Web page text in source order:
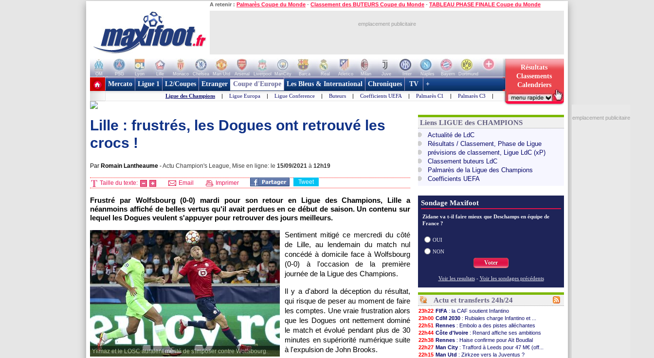
A retenir : Palmarès Coupe du Monde - Classement des BUTEURS Coupe du Monde - TABLEAU PHASE FINALE Coupe du Monde
emplacement publicitaire
OM PSG Lyon Lille Monaco Chelsea Man Utd Arsenal Liverpool ManCity Barca Real Atletico Milan Juve Inter Naples Bayern
Dortmund
+ de clubs
Résultats
Classements
Calendriers
Mercato Ligue 1 L2/Coupes Etranger Coupe d'Europe Les Bleus & International Chroniques TV +
Ligue des Champions | Ligue Europa | Ligue Conference | Buteurs | Coefficients UEFA | Palmarès C1 | Palmarès C3 |
Lille : frustrés, les Dogues ont retrouvé les
crocs !
Par Romain Lantheaume -Actu Champion's League, Mise en ligne: le 15/09/2021 à 12h19
Taille du texte: Email Imprimer Tweet
Frustré par Wolfsbourg (0-0) mardi pour son retour en Ligue des Champions, Lille a
néanmoins affiché de belles vertus qu'il avait perdues en ce début de saison. Un contenu sur
lequel les Dogues veulent s'appuyer pour retrouver des jours meilleurs.
Yilmaz et le LOSC auraient mérité de s'imposer contre Wolfsbourg.
Sentiment mitigé ce mercredi du côté
de Lille, au lendemain du match nul
concédé à domicile face à Wolfsbourg
(0-0) à l'occasion de la première
journée de la Ligue des Champions.
Il y a d'abord la déception du résultat,
qui risque de peser au moment de faire
les comptes. Une vraie frustration alors
que les Dogues ont nettement dominé
le match et évolué pendant plus de 30
minutes en supériorité numérique suite
à l'expulsion de John Brooks.
Liens LIGUE des CHAMPIONS
Actualité de LdC
Résultats / Classement, Phase de Ligue
prévisions de classement, Ligue LdC (xP)
Classement buteurs LdC
Palmarès de la Ligue des Champions
Coefficients UEFA
Sondage Maxifoot
Zidane va t-il faire mieux que Deschamps en équipe de
France ?
OUI
NON
Voter
Voir les resultats - Voir les sondages précédents
Actu et transferts 24h/24
23h22 FIFA : la CAF soutient Infantino
23h00 CdM 2030 : Rubiales charge Infantino et ...
22h51 Rennes : Embolo a des pistes alléchantes
22h44 Côte d'Ivoire : Renard affiche ses ambitions
22h38 Rennes : Haise confirme pour Aït Boudlal
22h27 Man City : Trafford à Leeds pour 47 M€ (off...
22h15 Man Utd : Zirkzee vers la Juventus ?
emplacement publicitaire